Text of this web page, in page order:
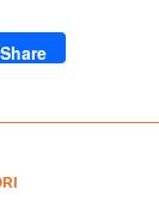
Share